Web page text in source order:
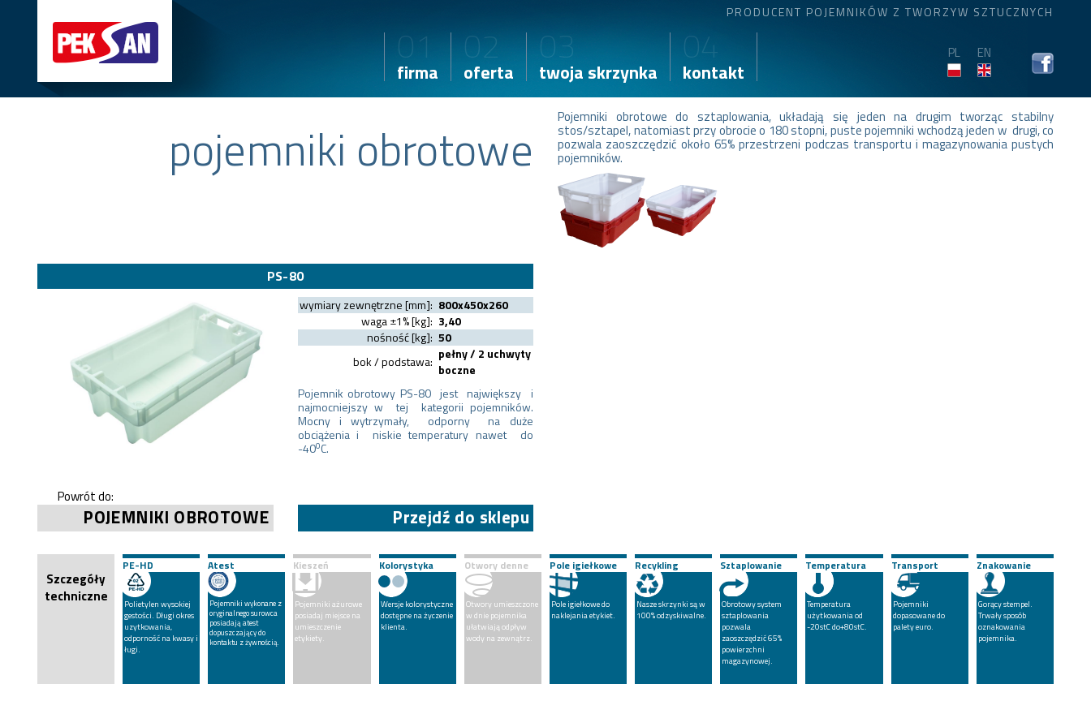
PRODUCENT POJEMNIKÓW Z TWORZYW SZTUCZNYCH
01
firma
02
oferta
03
twoja skrzynka
04
kontakt
PL EN
pojemniki obrotowe Pojemniki obrotowe do sztaplowania, układają się jeden na drugim tworząc stabilny
stos/sztapel, natomiast przy obrocie o 180 stopni, puste pojemniki wchodzą jeden w drugi, co
pozwala zaoszczędzić około 65% przestrzeni podczas transportu i magazynowania pustych
pojemników.
PS-80
wymiary zewnętrzne [mm]: 800x450x260
waga ±1% [kg]: 3,40
nośność [kg]: 50
bok / podstawa: pełny / 2 uchwyty
boczne
Pojemnik obrotowy PS-80 jest największy i
najmocniejszy w tej kategorii pojemników.
Mocny i wytrzymały, odporny na duże
obciążenia i niskie temperatury nawet do
-400C.
Powrót do:
POJEMNIKI OBROTOWE Przejdź do sklepu
Szczegóły
techniczne
PE-HD
Polietylen wysokiej
gestości. Długi okres
uzytkowania,
odporność na kwasy i
ługi.
Atest
Pojemniki wykonane z
oryginalnego surowca
posiadają atest
dopuszczający do
kontaktu z żywnością.
Kieszeń
Pojemniki ażurowe
posiadaj miejsce na
umieszczenie
etykiety.
Kolorystyka
Wersje kolorystyczne
dostępne na życzenie
klienta.
Otwory denne
Otwory umieszczone
w dnie pojemnika
ułatwiają odpływ
wody na zewnątrz.
Pole igiełkowe
Pole igiełkowe do
naklejania etykiet.
Recykling
Nasze skrzynki są w
100% odzyskiwalne.
Sztaplowanie
Obrotowy system
sztaplowania
pozwala
zaoszczędzić 65%
powierzchni
magazynowej.
Temperatura
Temperatura
użytkowania od
-20stC do+80stC.
Transport
Pojemniki
dopasowane do
palety euro.
Znakowanie
Gorący stempel.
Trwały sposób
oznakowania
pojemnika.